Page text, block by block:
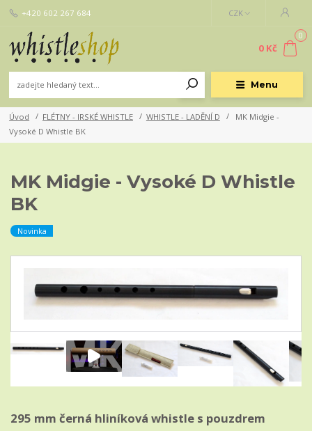
Menu
CZK
+420 602 267 684
0
0 Kč
Úvod FLÉTNY - IRSKÉ WHISTLE WHISTLE - LADĚNÍ D
MK Midgie -
Vysoké D Whistle BK
MK Midgie - Vysoké D Whistle
BK
Novinka
295 mm černá hliníková whistle s pouzdrem